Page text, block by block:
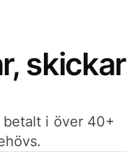
skickar
betalt i över 40+